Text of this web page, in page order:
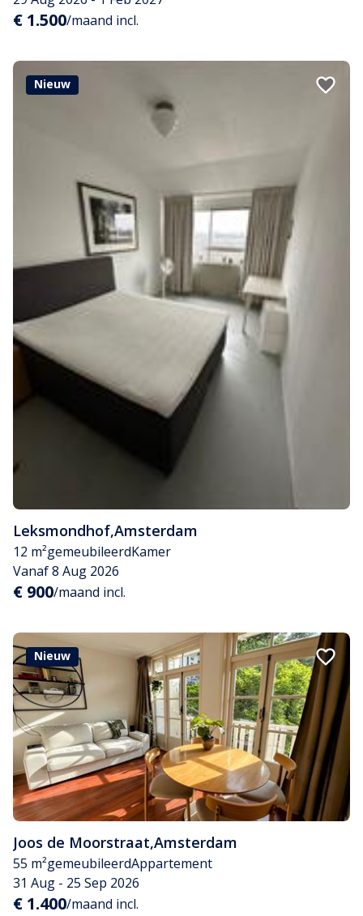
€ 1.500/maand incl.
Nieuw
Leksmondhof,Amsterdam
12 m²gemeubileerdKamer
Vanaf 8 Aug 2026
€ 900/maand incl.
Nieuw
Joos de Moorstraat,Amsterdam
55 m²gemeubileerdAppartement
31 Aug - 25 Sep 2026
€ 1.400/maand incl.